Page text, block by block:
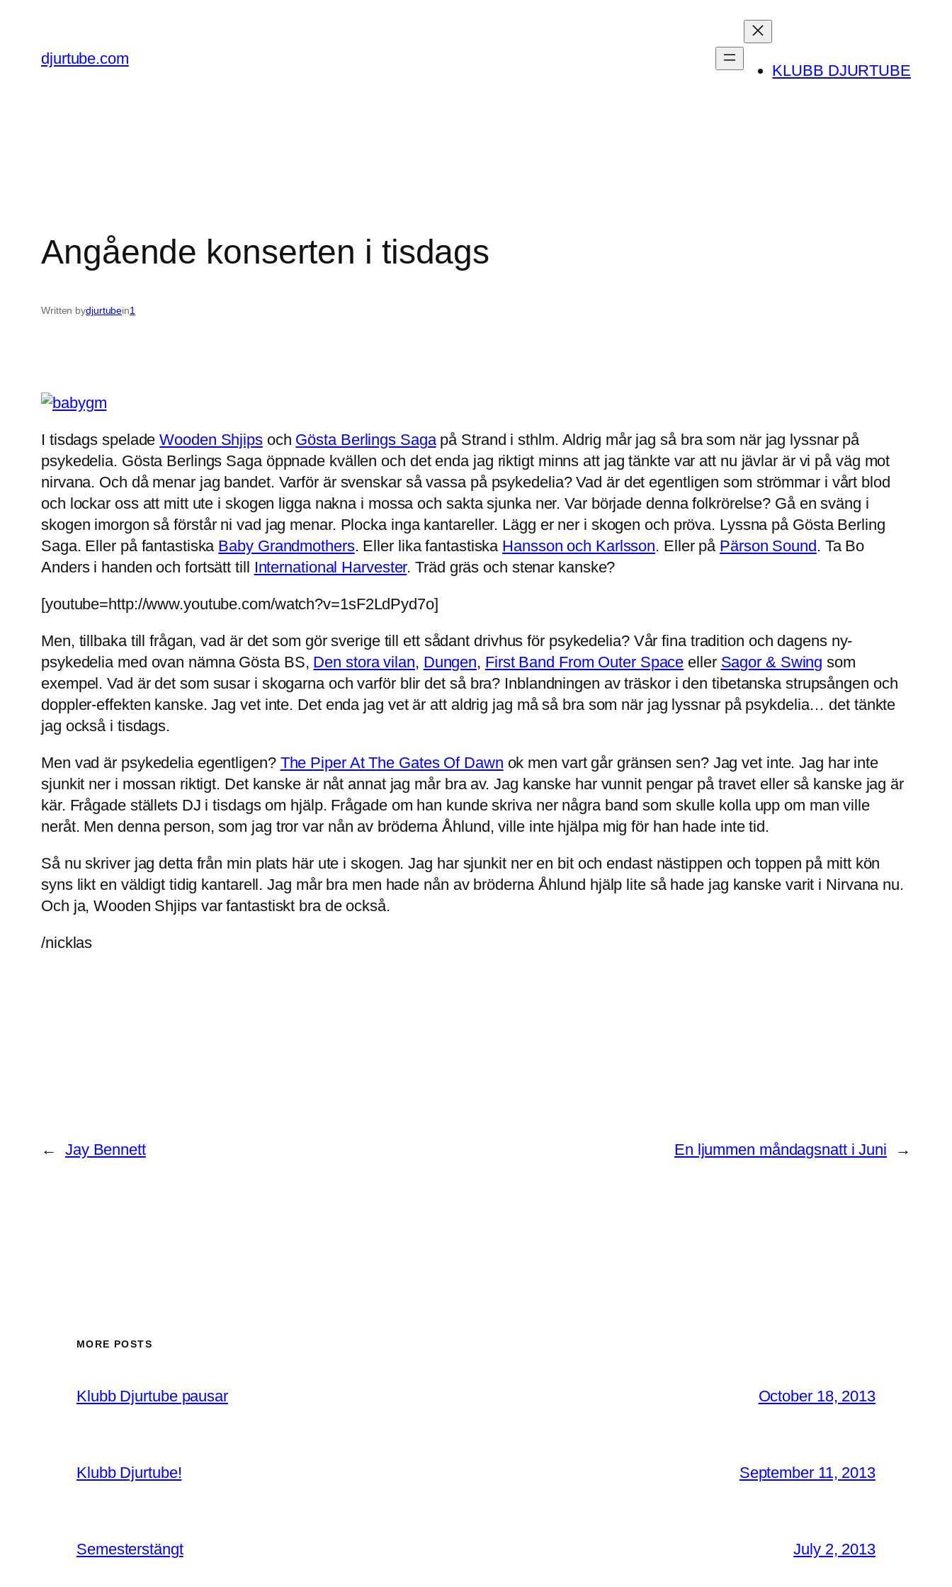
contentdjurtube.com
KLUBB DJURTUBE
Angående konserten i tisdags
Written bydjurtubein1
I tisdags speladeWooden Shjipsoch Gösta Berlings Sagapå Strand i sthlm. Aldrig mår jag så bra som när jag lyssnar på
psykedelia. Gösta Berlings Saga öppnade kvällen och det enda jag riktigt minns att jag tänkte var att nu jävlar är vi på väg mot
nirvana. Och då menar jag bandet. Varför är svenskar så vassa på psykedelia? Vad är det egentligen som strömmar i vårt blod
och lockar oss att mitt ute i skogen ligga nakna i mossa och sakta sjunka ner. Var började denna folkrörelse? Gå en sväng i
skogen imorgon så förstår ni vad jag menar. Plocka inga kantareller. Lägg er ner i skogen och pröva. Lyssna på Gösta Berling
Saga. Eller på fantastiska Baby Grandmothers. Eller lika fantastiska Hansson och Karlsson. Eller på Pärson Sound . Ta Bo
Anders i handen och fortsätt till International Harvester. Träd gräs och stenar kanske?
[youtube=http://www.youtube.com/watch?v=1sF2LdPyd7o]
Men, tillbaka till frågan, vad är det som gör sverige till ett sådant drivhus för psykedelia? Vår fina tradition och dagens ny-
psykedelia med ovan nämna Gösta BS, Den stora vilan, Dungen, First Band From Outer Space eller Sagor & Swing som
exempel. Vad är det som susar i skogarna och varför blir det så bra? Inblandningen av träskor i den tibetanska strupsången och
doppler-effekten kanske. Jag vet inte. Det enda jag vet är att aldrig jag må så bra som när jag lyssnar på psykdelia… det tänkte
jag också i tisdags.
Men vad är psykedelia egentligen? The Piper At The Gates Of Dawn ok men vart går gränsen sen? Jag vet inte. Jag har inte
sjunkit ner i mossan riktigt. Det kanske är nåt annat jag mår bra av. Jag kanske har vunnit pengar på travet eller så kanske jag är
kär. Frågade ställets DJ i tisdags om hjälp. Frågade om han kunde skriva ner några band som skulle kolla upp om man ville
neråt. Men denna person, som jag tror var nån av bröderna Åhlund, ville inte hjälpa mig för han hade inte tid.
Så nu skriver jag detta från min plats här ute i skogen. Jag har sjunkit ner en bit och endast nästippen och toppen på mitt kön
syns likt en väldigt tidig kantarell. Jag mår bra men hade nån av bröderna Åhlund hjälp lite så hade jag kanske varit i Nirvana nu.
Och ja, Wooden Shjips var fantastiskt bra de också.
/nicklas
← Jay Bennett En ljummen måndagsnatt i Juni →
MORE POSTS
Klubb Djurtube pausar October 18, 2013
Klubb Djurtube! September 11, 2013
Semesterstängt July 2, 2013